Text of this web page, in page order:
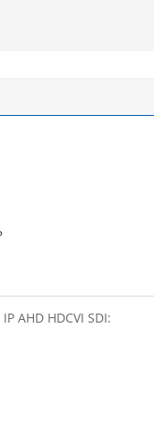
AHD HDCVI SDI: